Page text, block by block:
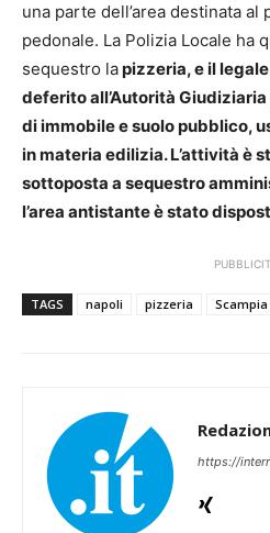
una parte dell’area destinata al
pedonale. La Polizia Locale ha
sequestro lapizzeria, e il
deferito all’Autorità
di immobile e suolo pubblico,
in materia edilizia. L’attività è
sottoposta a sequestro
l’area antistante è stato
TAGS napoli pizzeria Scampia
https://